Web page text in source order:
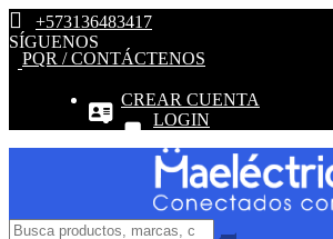
+573136483417
SÍGUENOS
PQR / CONTÁCTENOS
CREAR CUENTA
LOGIN